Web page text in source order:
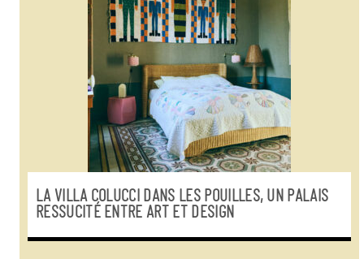
LA VILLA COLUCCI DANS LES POUILLES, UN PALAIS
RESSUCITÉ ENTRE ART ET DESIGN